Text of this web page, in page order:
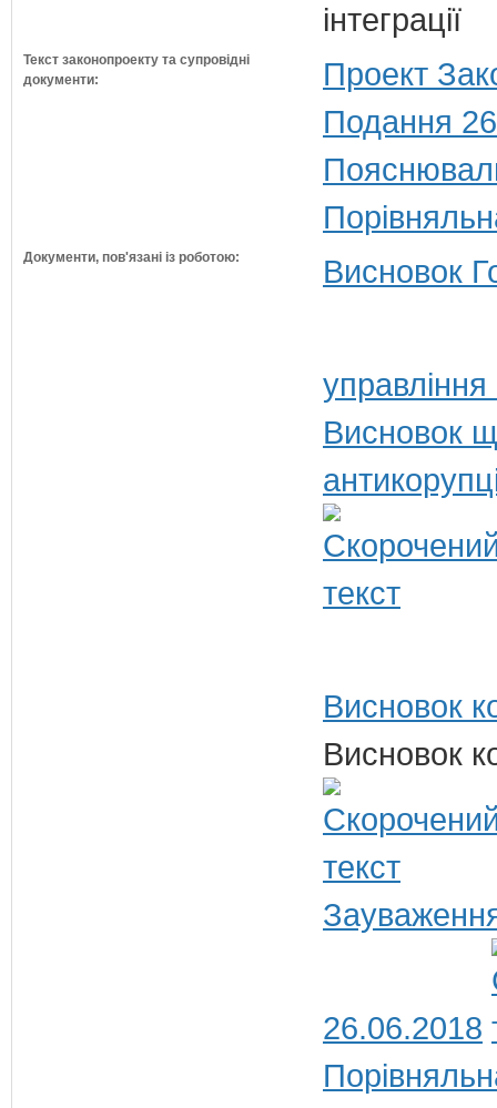
інтеграції
Текст законопроекту та супровідні
документи:
Проект
Подання
Документи, пов'язані із роботою: Висновок
Висновок
Висновок
Висновок
26.06.2018